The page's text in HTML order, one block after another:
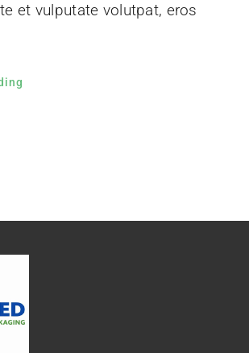
et vulputate volutpat, eros